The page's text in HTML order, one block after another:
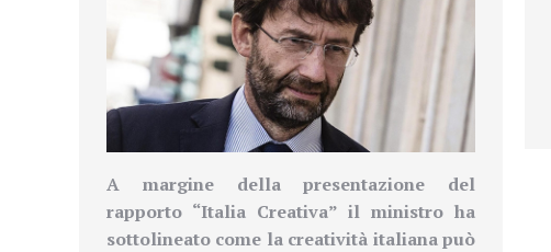
A margine della presentazione del
rapporto “Italia Creativa” il ministro ha
sottolineato come la creatività italiana può